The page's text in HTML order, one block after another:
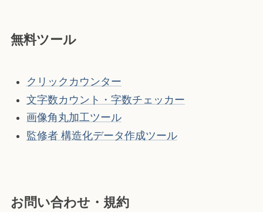
無料ツール
クリックカウンター
文字数カウント・字数チェッカー
画像角丸加工ツール
監修者 構造化データ作成ツール
お問い合わせ・規約